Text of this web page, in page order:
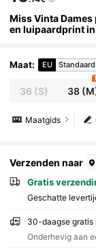
Miss Vinta
en luipaardprint
Maat: EU Standaard
36 (S) 38
Maatgids
Verzenden naar
Gratis
Geschatte
30-daagse gratis
Onderhevig aan